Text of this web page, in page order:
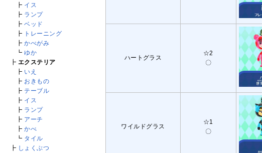
ハートグラス
☆2
〇
ワイルドグラス
☆1
〇
┣ イス
┣ ランプ
┣ベッド
┣ トレーニング
┣かべがみ
┗ゆか
┣ エクステリア
┣ いえ
┣ おきもの
┣ テーブル
┣ イス
┣ ランプ
┣ アーチ
┣かべ
┗ タイル
┣ しょくぶつ